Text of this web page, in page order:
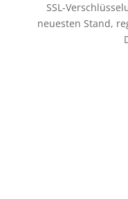
SSL-
neuesten Stand,